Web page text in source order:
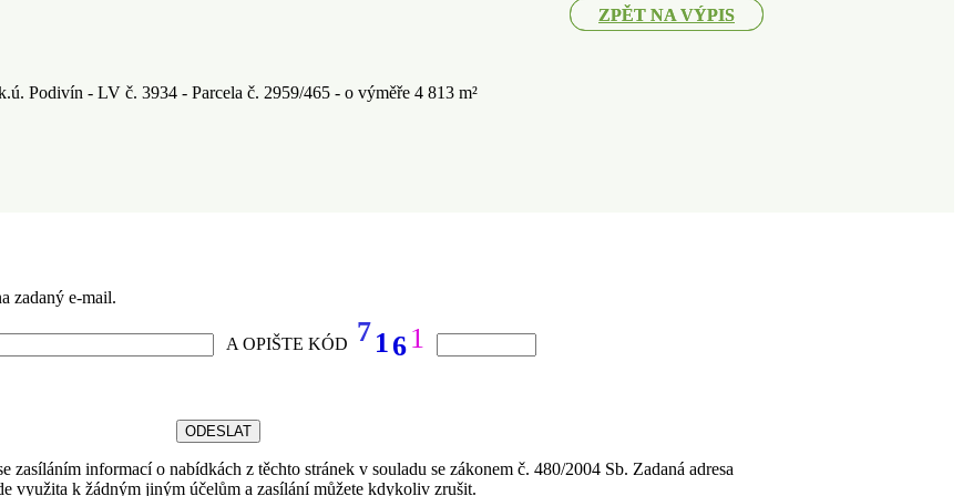
ZPĚT NA VÝPIS
ZPĚT NA VÝPIS
Podivín - LV č. 3934 - Parcela č. 2959/465 - o výměře 4 813 m²
zadaný e-mail.
A OPIŠTE KÓD 7161
zasíláním informací o nabídkách z těchto stránek v souladu se zákonem č. 480/2004 Sb. Zadaná adresa
využita k žádným jiným účelům a zasílání můžete kdykoliv zrušit.